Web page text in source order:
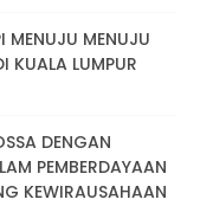
MENUJU MENUJU
KUALA LUMPUR
DENGAN
PEMBERDAYAAN
KEWIRAUSAHAAN